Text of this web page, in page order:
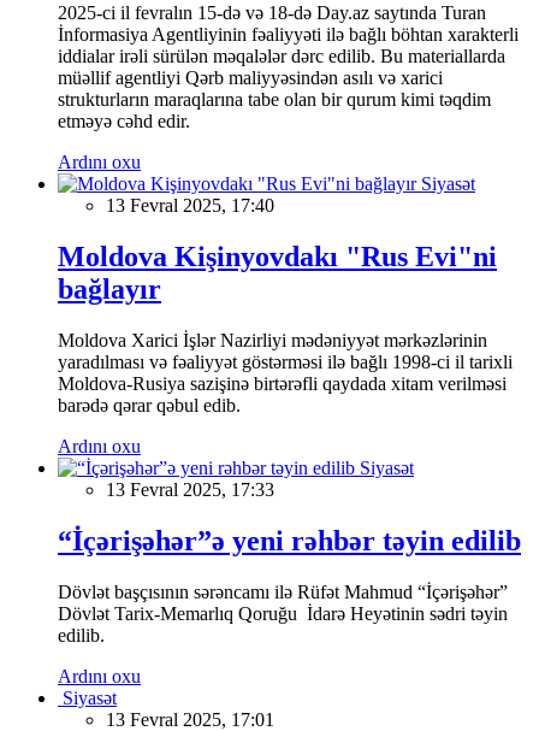
2025-ci il fevralın 15-də və 18-də Day.az saytında Turan
İnformasiya Agentliyinin fəaliyyəti ilə bağlı böhtan xarakterli
iddialar irəli sürülən məqalələr dərc edilib. Bu materiallarda
müəllif agentliyi Qərb maliyyəsindən asılı və xarici
strukturların maraqlarına tabe olan bir qurum kimi təqdim
etməyə cəhd edir.
Ardını oxu
Siyasət
13 Fevral 2025, 17:40
Moldova Kişinyovdakı "Rus Evi"ni
bağlayır
Moldova Xarici İşlər Nazirliyi mədəniyyət mərkəzlərinin
yaradılması və fəaliyyət göstərməsi ilə bağlı 1998-ci il tarixli
Moldova-Rusiya sazişinə birtərəfli qaydada xitam verilməsi
barədə qərar qəbul edib.
Ardını oxu
Siyasət
13 Fevral 2025, 17:33
“İçərişəhər”ə yeni rəhbər təyin edilib
Dövlət başçısının sərəncamı ilə Rüfət Mahmud “İçərişəhər”
Dövlət Tarix-Memarlıq Qoruğu İdarə Heyətinin sədri təyin
edilib.
Ardını oxu
Siyasət
13 Fevral 2025, 17:01